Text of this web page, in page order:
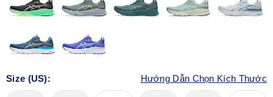
Size (US): Hướng Dẫn Chọn Kích Thước